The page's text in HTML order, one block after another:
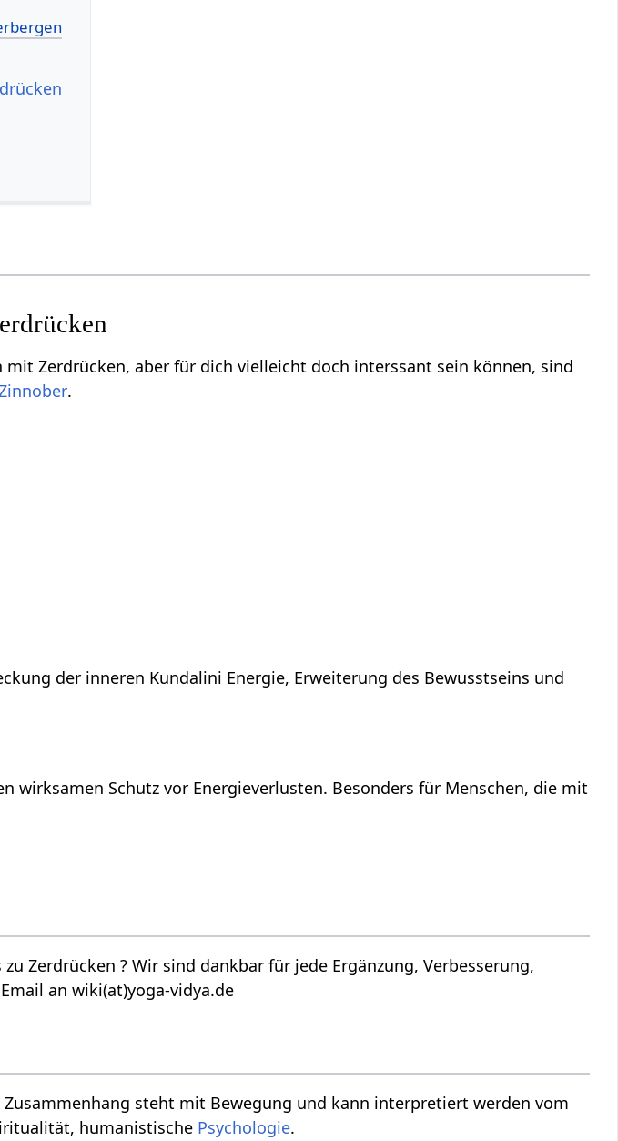
interssant sein können, sind
.
der inneren Kundalini Energie, Erweiterung des Bewusstseins und
wirksamen Schutz vor Energieverlusten. Besonders für Menschen, die mit
Verbesserung,
an wiki(at)yoga-vidya.de
humanistische Psychologie.